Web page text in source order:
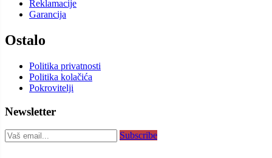
Reklamacije
Garancija
Ostalo
Politika privatnosti
Politika kolačića
Pokrovitelji
Newsletter
Subscribe